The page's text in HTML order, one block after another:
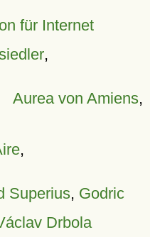
für Internet
,
Aurea von Amiens,
,
Superius, Godric
Drbola